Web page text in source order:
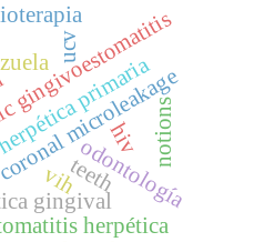
primaria
herpética
microleakage
odontología
ucv
gingival
teeth
vih
hiv notions